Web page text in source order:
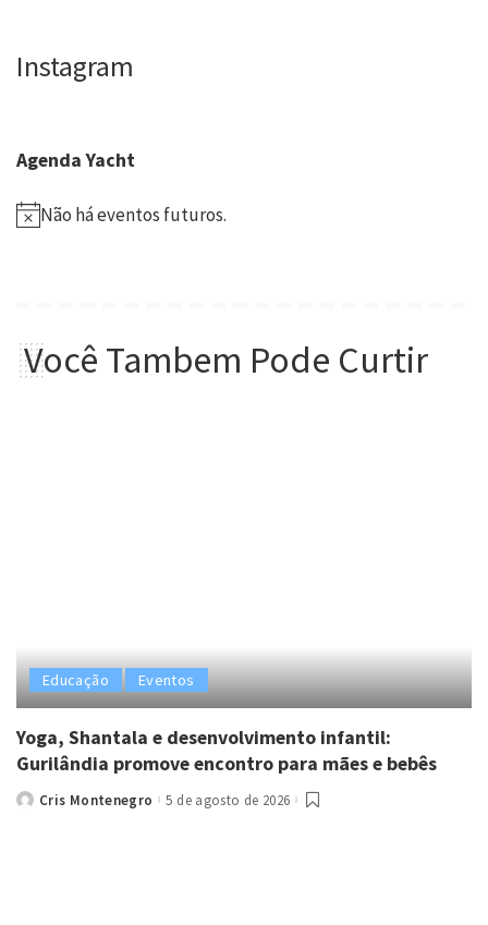
Instagram
Agenda Yacht
Não há eventos futuros.
Você Tambem Pode Curtir
Educação Eventos
Yoga, Shantala e desenvolvimento infantil:
Gurilândia promove encontro para mães e bebês
PostedCris Montenegro 5 de agosto de 2026